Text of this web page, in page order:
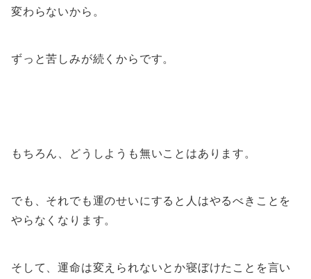
変わらないから。
ずっと苦しみが続くからです。
もちろん、どうしようも無いことはあります。
でも、それでも運のせいにすると人はやるべきことを
やらなくなります。
そして、運命は変えられないとか寝ぼけたことを言い